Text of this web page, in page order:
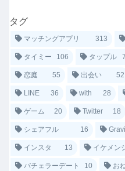
タグ
マッチングアプリ 313
タイミー 106 タップル
恋庭 55 出会い 52
LINE 36 with 28
ゲーム 20 Twitter 18
シェアフル 16
インスタ 13 イケメン
バチェラーデート 10 お